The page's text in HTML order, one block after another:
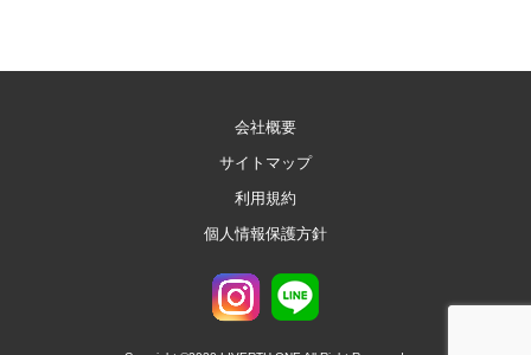
会社概要
サイトマップ
利用規約
個人情報保護方針